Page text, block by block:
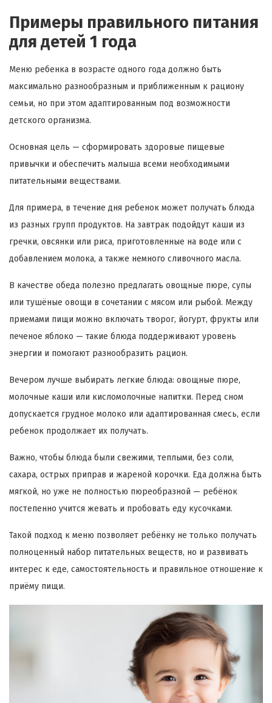
Примеры правильного питания
для детей 1 года
Меню ребенка в возрасте одного года должно быть
максимально разнообразным и приближенным к рациону
семьи, но при этом адаптированным под возможности
детского организма.
Основная цель — сформировать здоровые пищевые
привычки и обеспечить малыша всеми необходимыми
питательными веществами.
Для примера, в течение дня ребенок может получать блюда
из разных групп продуктов. На завтрак подойдут каши из
гречки, овсянки или риса, приготовленные на воде или с
добавлением молока, а также немного сливочного масла.
В качестве обеда полезно предлагать овощные пюре, супы
или тушёные овощи в сочетании с мясом или рыбой. Между
приемами пищи можно включать творог, йогурт, фрукты или
печеное яблоко — такие блюда поддерживают уровень
энергии и помогают разнообразить рацион.
Вечером лучше выбирать легкие блюда: овощные пюре,
молочные каши или кисломолочные напитки. Перед сном
допускается грудное молоко или адаптированная смесь, если
ребенок продолжает их получать.
Важно, чтобы блюда были свежими, теплыми, без соли,
сахара, острых приправ и жареной корочки. Еда должна быть
мягкой, но уже не полностью пюреобразной — ребёнок
постепенно учится жевать и пробовать еду кусочками.
Такой подход к меню позволяет ребёнку не только получать
полноценный набор питательных веществ, но и развивать
интерес к еде, самостоятельность и правильное отношение к
приёму пищи.